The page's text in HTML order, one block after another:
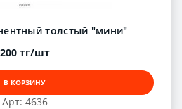
Арт: 4636
толстый "мини"
200 тг/шт
В КОРЗИНУ